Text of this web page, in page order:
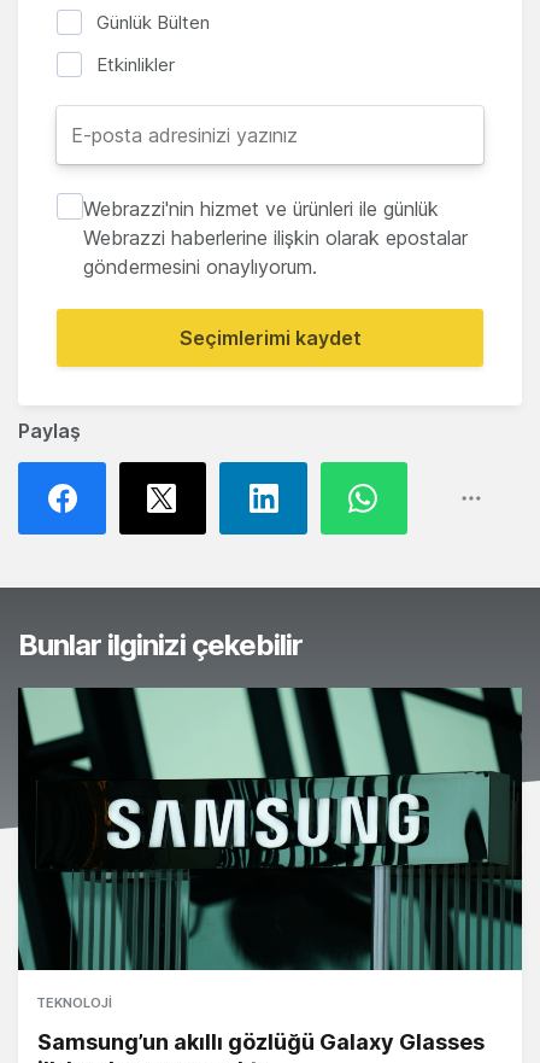
Paylaş
Günlük Bülten
Etkinlikler
Webrazzi'nin hizmet ve ürünleri ile günlük
Webrazzi haberlerine ilişkin olarak epostalar
göndermesini onaylıyorum.
Seçimlerimi kaydet
Bunlar ilginizi çekebilir
TEKNOLOJI
Samsung’un akıllı gözlüğü Galaxy Glasses